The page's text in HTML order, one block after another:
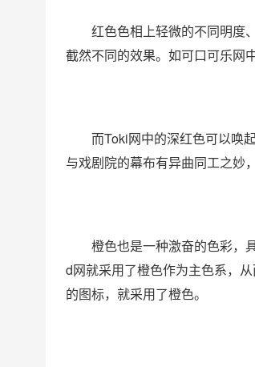
红色色相上轻微的不同明度
截然不同的效果。如可口可乐网
而Toki网中的深红色可以唤
与戏剧院的幕布有异曲同工之妙
橙色也是一种激奋的色彩，
d网就采用了橙色作为主色系，
的图标，就采用了橙色。